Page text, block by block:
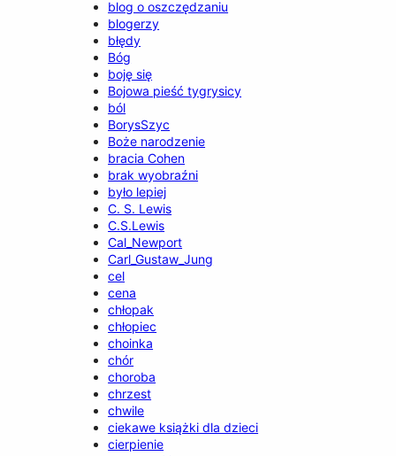
blog o oszczędzaniu
blogerzy
błędy
Bóg
boję się
Bojowa pieść tygrysicy
ból
BorysSzyc
Boże narodzenie
bracia Cohen
brak wyobraźni
było lepiej
C. S. Lewis
C.S.Lewis
Cal_Newport
Carl_Gustaw_Jung
cel
cena
chłopak
chłopiec
choinka
chór
choroba
chrzest
chwile
ciekawe książki dla dzieci
cierpienie